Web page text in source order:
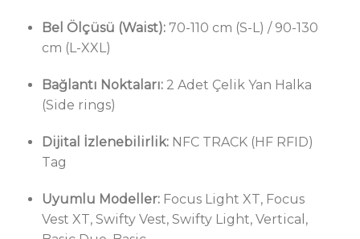
Bel Ölçüsü (Waist):70-110 cm (S-L) / 90-130
cm (L-XXL)
Bağlantı Noktaları:2 Adet Çelik Yan Halka
(Side rings)
Dijital İzlenebilirlik:NFC TRACK (HF RFID)
Tag
Uyumlu Modeller:Focus Light XT, Focus
Vest XT, Swifty Vest, Swifty Light, Vertical,